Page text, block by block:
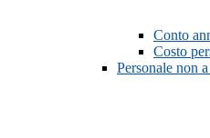
Conto
Costo
Personale non